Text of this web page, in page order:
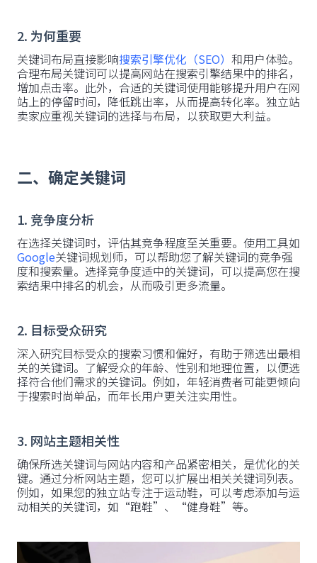
2. 为何重要
关键词布局直接影响搜索引擎优化（SEO） 和用户体验。
合理布局关键词可以提高网站在搜索引擎结果中的排名，
增加点击率。此外，合适的关键词使用能够提升用户在网
站上的停留时间，降低跳出率，从而提高转化率。独立站
卖家应重视关键词的选择与布局，以获取更大利益。
二、确定关键词
1. 竞争度分析
在选择关键词时，评估其竞争程度至关重要。使用工具如
Google关键词规划师，可以帮助您了解关键词的竞争强
度和搜索量。选择竞争度适中的关键词，可以提高您在搜
索结果中排名的机会，从而吸引更多流量。
2. 目标受众研究
深入研究目标受众的搜索习惯和偏好，有助于筛选出最相
关的关键词。了解受众的年龄、性别和地理位置，以便选
择符合他们需求的关键词。例如，年轻消费者可能更倾向
于搜索时尚单品，而年长用户更关注实用性。
3. 网站主题相关性
确保所选关键词与网站内容和产品紧密相关，是优化的关
键。通过分析网站主题，您可以扩展出相关关键词列表。
例如，如果您的独立站专注于运动鞋，可以考虑添加与运
动相关的关键词，如“跑鞋”、“健身鞋”等。